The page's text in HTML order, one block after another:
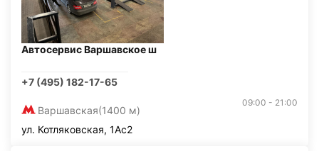
Автосервис Варшавское ш
+7 (495) 182-17-65
Варшавская(1400 м)
09:00 - 21:00
ул. Котляковская, 1Ас2